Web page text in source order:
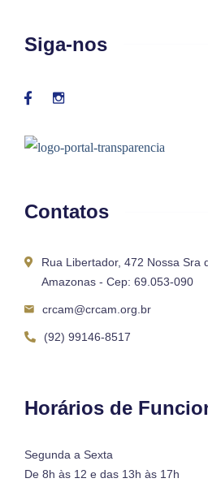
Siga-nos
Contatos
Rua Libertador, 472 Nossa Sra
Amazonas - Cep: 69.053-090
crcam@crcam.org.br
(92) 99146-8517
Horários de
Segunda a Sexta
De 8h às 12 e das 13h às 17h